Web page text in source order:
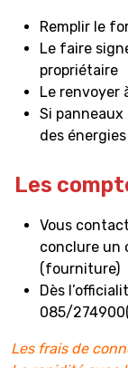
Remplir le
Le faire
propriétaire
Le renvoyer
Si
des
Les
Vous
conclure un
(fourniture)
Dès
085/
Les frais de